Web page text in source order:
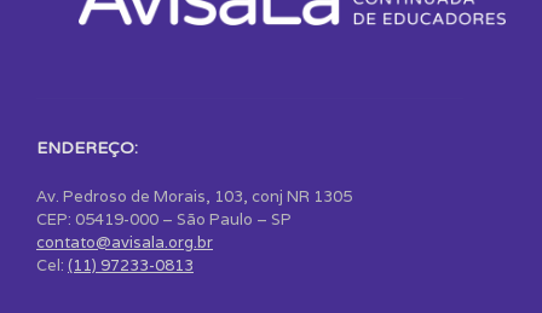
ENDEREÇO:
Av. Pedroso de Morais, 103, conj NR 1305
CEP: 05419-000 – São Paulo – SP
contato@avisala.org.br
Cel: (11) 97233-0813